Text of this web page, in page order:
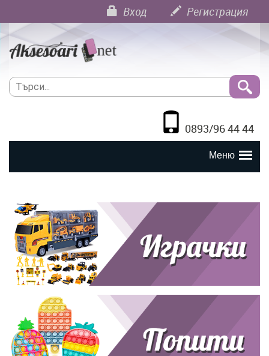
Вход Регистрация
0893/96 44 44